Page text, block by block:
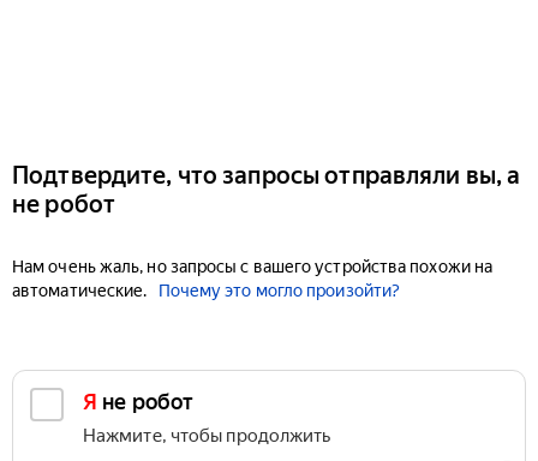
Подтвердите, что запросы отправляли вы, а
не робот
Нам очень жаль, но запросы с вашего устройства похожи на
автоматические.
Почему это могло произойти?
Я не робот
Нажмите, чтобы продолжить